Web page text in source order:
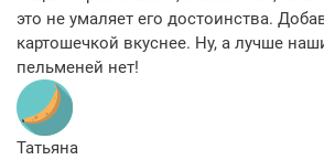
это не умаляет его достоинства.
картошечкой вкуснее. Ну, а лучше
пельменей нет!
Татьяна